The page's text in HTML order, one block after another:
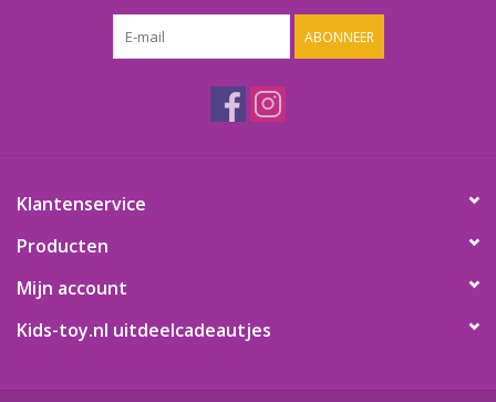
Gevulde capsules & mixen
Snoep / kauwgomballen
ABONNEER
Klantenservice
Producten
Mijn account
Kids-toy.nl uitdeelcadeautjes